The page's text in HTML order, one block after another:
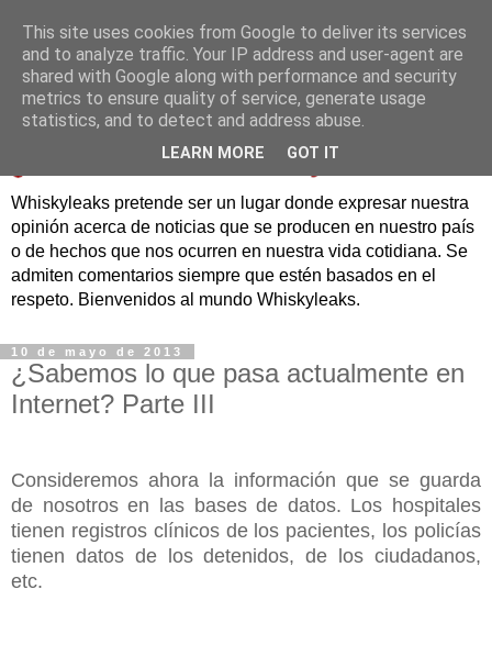
Whiskyleaks pretende ser un lugar donde expresar nuestra
opinión acerca de noticias que se producen en nuestro país
o de hechos que nos ocurren en nuestra vida cotidiana. Se
admiten comentarios siempre que estén basados en el
respeto. Bienvenidos al mundo Whiskyleaks.
10 de mayo de 2013
¿Sabemos lo que pasa actualmente en
Internet? Parte III
Consideremos ahora la información que se guarda
de nosotros en las bases de datos. Los hospitales
tienen registros clínicos de los pacientes, los policías
tienen datos de los detenidos, de los ciudadanos,
etc.
This site uses cookies from Google to deliver its services
and to analyze traffic. Your IP address and user-agent are
shared with Google along with performance and security
metrics to ensure quality of service, generate usage
statistics, and to detect and address abuse.
LEARN MORE GOT IT